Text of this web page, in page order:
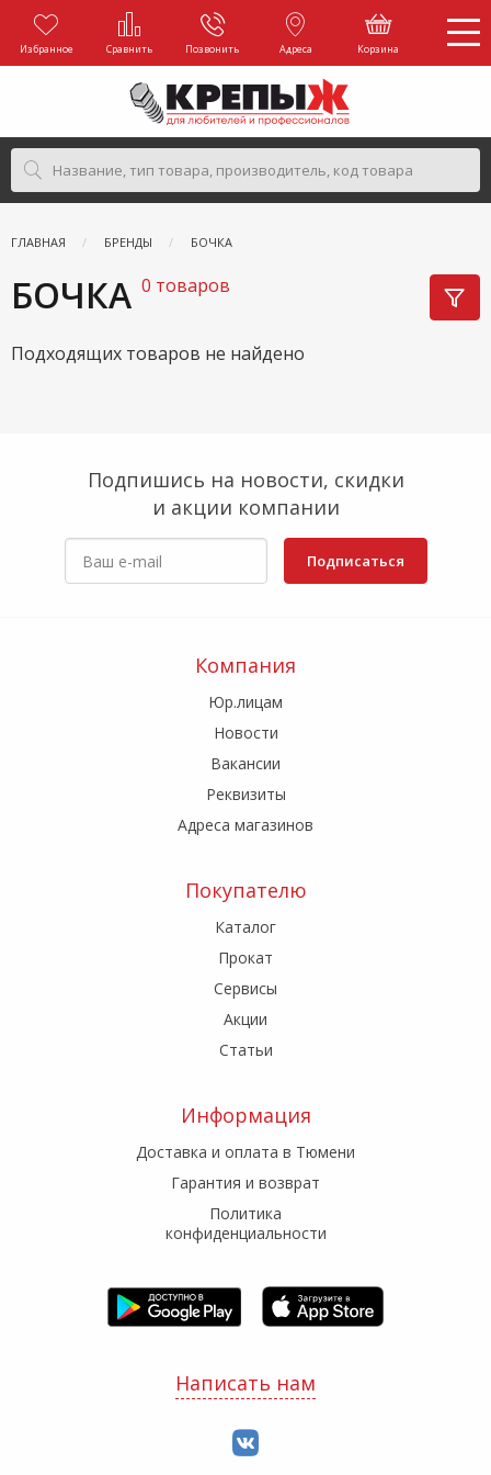
Избранное Сравнить Позвонить Адреса Корзина
ГЛАВНАЯ БРЕНДЫ БОЧКА
БОЧКА 0 товаров
Подходящих товаров не найдено
Подпишись на новости, скидки
и акции компании
Подписаться
Компания
Юр.лицам
Новости
Вакансии
Реквизиты
Адреса магазинов
Покупателю
Каталог
Прокат
Сервисы
Акции
Статьи
Информация
Доставка и оплата в Тюмени
Гарантия и возврат
Политика
конфиденциальности
Написать нам